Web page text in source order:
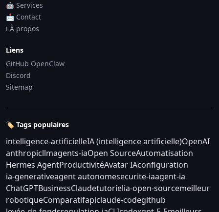
🤖 Services
📩 Contact
ℹ️ À propos
Liens
GitHub OpenClaw
Discord
Sitemap
🏷️ Tags populaires
intelligence-artificielleIA (intelligence artificielle)OpenAI
anthropicllmagents-iaOpen SourceAutomatisation
Hermes AgentProductivitéAvatar IAconfiguration
ia-generativeagent autonomesecurite-iaagent-ia
ChatGPTBusinessClaudetutorielia-open-sourcemeilleur
robotiqueComparatifapiclaude-codegithub